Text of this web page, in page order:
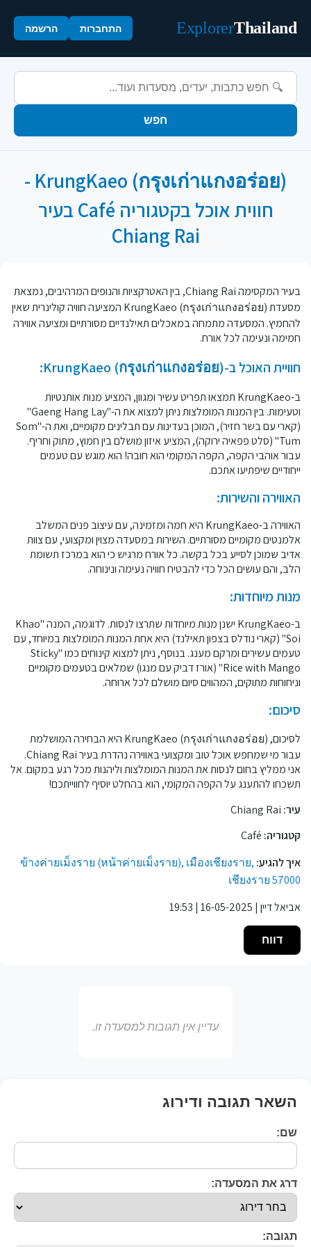
Thailand
Explorer התחברות הרשמה
חפש
KrungKaeo (กรุงเก่าแกงอร่อย) -
חווית אוכל בקטגוריה Café בעיר
Chiang Rai
בעיר המקסימה Chiang Rai, בין האטרקציות והנופים המרהיבים, נמצאת
מסעדת KrungKaeo (กรุงเก่าแกงอร่อย) המציעה חוויה קולינרית שאין
להחמיץ. המסעדה מתמחה במאכלים תאילנדיים מסורתיים ומציעה אווירה
חמימה ונעימה לכל אורח.
חוויית האוכל ב-KrungKaeo (กรุงเก่าแกงอร่อย):
ב-KrungKaeo תמצאו תפריט עשיר ומגוון, המציע מנות אותנטיות
וטעימות. בין המנות המומלצות ניתן למצוא את ה-"Gaeng Hang Lay"
(קארי עם בשר חזיר), המוכן בעדינות עם תבלינים מקומיים, ואת ה-"Som
Tum" (סלט פפאיה ירוקה), המציע איזון מושלם בין חמוץ, מתוק וחריף.
עבור אוהבי הקפה, הקפה המקומי הוא חובה! הוא מוגש עם טעמים
ייחודיים שיפתיעו אתכם.
האווירה והשירות:
האווירה ב-KrungKaeo היא חמה ומזמינה, עם עיצוב פנים המשלב
אלמנטים מקומיים מסורתיים. השירות במסעדה מצוין ומקצועי, עם צוות
אדיב שמוכן לסייע בכל בקשה. כל אורח מרגיש כי הוא במרכז תשומת
הלב, והם עושים הכל כדי להבטיח חוויה נעימה ונינוחה.
מנות מיוחדות:
ב-KrungKaeo ישנן מנות מיוחדות שתרצו לנסות. לדוגמה, המנה "Khao
Soi" (קארי נודלס בצפון תאילנד) היא אחת המנות המומלצות במיוחד, עם
טעמים עשירים ומרקם מענג. בנוסף, ניתן למצוא קינוחים כמו "Sticky
Rice with Mango" (אורז דביק עם מנגו) שמלאים בטעמים מקומיים
וניחוחות מתוקים, המהווים סיום מושלם לכל ארוחה.
סיכום:
לסיכום, KrungKaeo (กรุงเก่าแกงอร่อย) היא הבחירה המושלמת
עבור מי שמחפש אוכל טוב ומקצועי באווירה נהדרת בעיר Chiang Rai.
אני ממליץ בחום לנסות את המנות המומלצות וליהנות מכל רגע במקום. אל
תשכחו להתענג על הקפה המקומי, הוא בהחלט יוסיף לחווייתכם!
עיר:
קטגוריה:
איך להגיע: ข้างค่ายเม็งราย (หน้าค่ายเม็งราย), เมืองเชียงราย,
เชียงราย 57000
אביאל דיין | 16-05-2025 | 19:53
דווח
עדיין אין תגובות למסעדה זו.
השאר תגובה ודירוג
שם:
דרג את המסעדה:
תגובה: